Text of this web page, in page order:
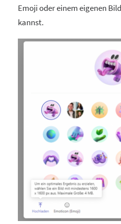
Emoji oder einem eigenen
kannst.